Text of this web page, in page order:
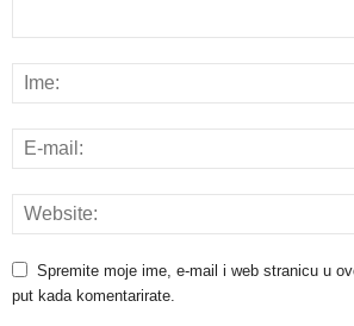
Spremite moje ime, e-mail i web stranicu u
put kada komentarirate.